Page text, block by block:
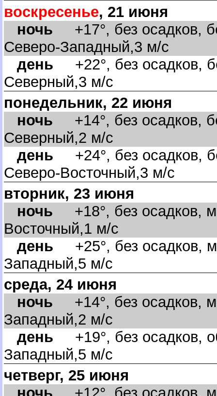
оскресенье, 21 июня
ночь +17°, без осадков,
Северо-Западный,3 м/с
день +22°, без осадков,
Северный,3 м/с
понедельник, 22 июня
ночь +14°, без осадков,
Северный,2 м/с
день +24°, без осадков,
Северо-Восточный,3 м/с
торник, 23 июня
ночь +18°, без осадков,
осточный,1 м/с
день +25°, без осадков,
Западный,5 м/с
среда, 24 июня
ночь +14°, без осадков,
Западный,2 м/с
день +19°, без осадков,
Западный,5 м/с
четверг, 25 июня